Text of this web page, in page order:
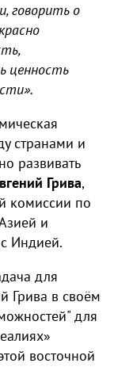
говорить о
ценность
странами и
развивать
Грива,
комиссии по
и
Индией.
для
Грива в своём
для
восточной